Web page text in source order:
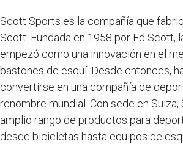
Scott Sports es la compañía que
Scott. Fundada en 1958 por Ed Scott,
empezó como una innovación en el
bastones de esquí. Desde entonces,
convertirse en una compañía de
renombre mundial. Con sede en
amplio rango de productos para
desde bicicletas hasta equipos de